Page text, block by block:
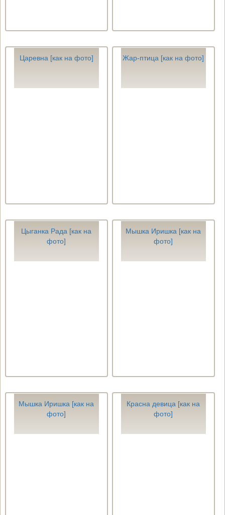
Царевна [как на фото] Жар-птица [как на фото]
Цыганка Рада [как на
фото]
Мышка Иришка [как на
фото]
Мышка Иришка [как на
фото]
Красна девица [как на
фото]